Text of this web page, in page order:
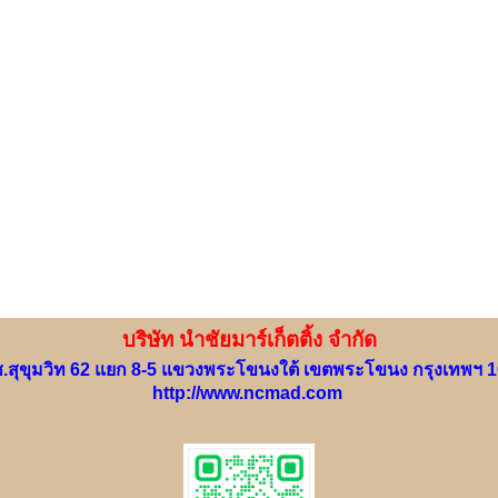
บริษัท นำชัยมาร์เก็ตติ้ง จำกัด
ขุมวิท 62 แยก 8-5 แขวงพระโขนงใต้ เขตพระโขนง กรุงเทพฯ
http://www.ncmad.com